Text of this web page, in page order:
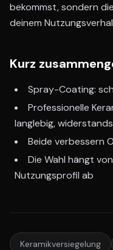
bekommst, sondern
deinem
Kurz
Spray-Coating:
Professionelle
langlebig,
Beide verbessern
Die Wahl hängt
Nutzungsprofil ab
Keramikversiegelung